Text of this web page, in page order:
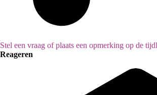
Stel een vraag of plaats een opmerking op de
Reageren